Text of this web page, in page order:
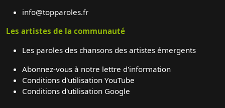
info@topparoles.fr
Les artistes de la communauté
Les paroles des chansons des artistes émergents
Abonnez-vous à notre lettre d'information
Conditions d'utilisation YouTube
Conditions d'utilisation Google